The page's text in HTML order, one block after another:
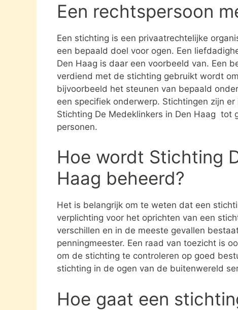
Een rechtspersoon
Een stichting is een privaatrechtelijke
een bepaald doel voor ogen. Een
Den Haag is daar een voorbeeld van. Een
verdiend met de stichting gebruikt wordt
bijvoorbeeld het steunen van bepaald
een specifiek onderwerp. Stichtingen zijn
Stichting De Medeklinkers in Den Haag tot
personen.
Hoe wordt Stichting
Haag beheerd?
Het is belangrijk om te weten dat een
verplichting voor het oprichten van een
verschillen en in de meeste gevallen
penningmeester. Een raad van toezicht is
om de stichting te controleren op goed
stichting in de ogen van de buitenwereld
Hoe gaat een